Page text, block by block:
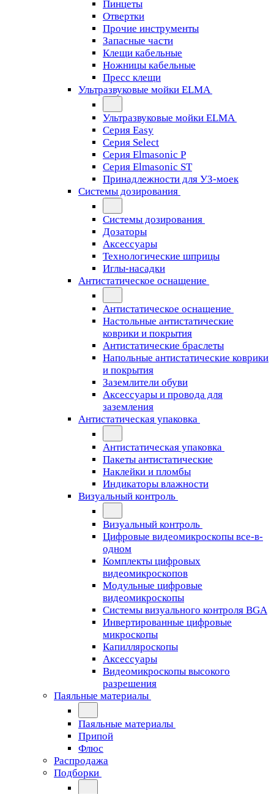
Пинцеты
Отвертки
Прочие инструменты
Запасные части
Клещи кабельные
Ножницы кабельные
Пресс клещи
Ультразвуковые мойки ELMA
Ультразвуковые мойки ELMA
Серия Easy
Серия Select
Серия Elmasonic P
Серия Elmasonic ST
Принадлежности для УЗ-моек
Системы дозирования
Системы дозирования
Дозаторы
Аксессуары
Технологические шприцы
Иглы-насадки
Антистатическое оснащение
Антистатическое оснащение
Настольные антистатические
коврики и покрытия
Антистатические браслеты
Напольные антистатические коврики
и покрытия
Заземлители обуви
Аксессуары и провода для
заземления
Антистатическая упаковка
Антистатическая упаковка
Пакеты антистатические
Наклейки и пломбы
Индикаторы влажности
Визуальный контроль
Визуальный контроль
Цифровые видеомикроскопы все-в-
одном
Комплекты цифровых
видеомикроскопов
Модульные цифровые
видеомикроскопы
Cистемы визуального контроля BGA
Инвертированные цифровые
микроскопы
Капилляроскопы
Аксессуары
Видеомикроскопы высокого
разрешения
Паяльные материалы
Паяльные материалы
Припой
Флюс
Распродажа
Подборки